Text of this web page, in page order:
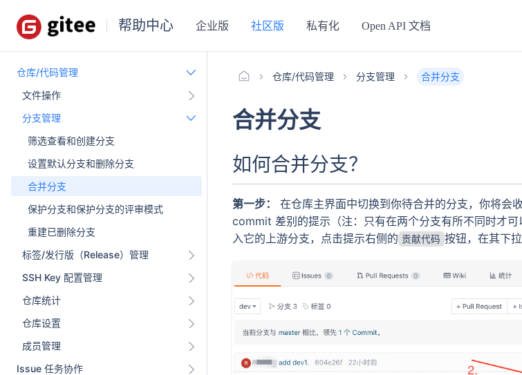
帮助中心 企业版 社区版 私有化 Open API 文档
仓库/代码管理
文件操作
分支管理
筛选查看和创建分支
设置默认分支和删除分支
合并分支
保护分支和保护分支的评审模式
重建已删除分支
标签/发行版（Release）管理
SSH Key 配置管理
仓库统计
仓库设置
成员管理
Issue 任务协作
仓库/代码管理 分支管理 合并分支
合并分支
如何合并分支？
第一步：
在仓库主界面中切换到你待合并的分支，你将会
commit 差别的提示（注：只有在两个分支有所不同时才
入它的上游分支，点击提示右侧的 贡献代码 按钮，在其下